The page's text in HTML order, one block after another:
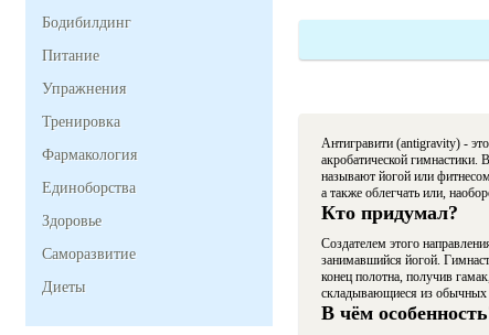
Бодибилдинг
Питание
Упражнения
Тренировка
Фармакология
Единоборства
Здоровье
Саморазвитие
Диеты
Антигравити (antigravity) -
акробатической гимнастики.
называют йогой или
а также облегчать или,
Кто придумал?
Создателем этого
занимавшийся йогой.
конец полотна, получив
складывающиеся из обычных
В чём